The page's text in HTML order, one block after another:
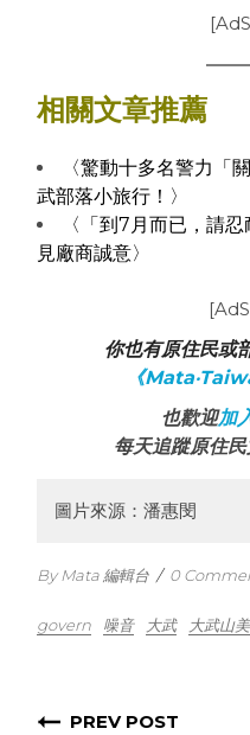
相關文章推薦
〈驚動十多名警力「
武部落小旅行！〉
〈「到7月而已，請
見廠商誠意〉
你也有原住民或
《
也歡迎加
每天追蹤原住
圖片來源：潘惠閔
By Mata 編輯台 / 0
govern 噪音 大武 大武山
PREV POST